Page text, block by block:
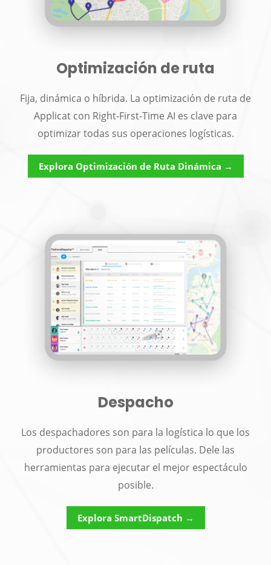
Optimización de ruta
Fija, dinámica o híbrida. La optimización de ruta de
Applicat con Right-First-Time AI es clave para
optimizar todas sus operaciones logísticas.
Explora Optimización de Ruta Dinámica →
Despacho
Los despachadores son para la logística lo que los
productores son para las películas. Dele las
herramientas para ejecutar el mejor espectáculo
posible.
Explora SmartDispatch →